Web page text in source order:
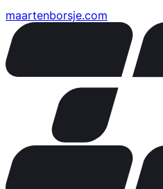
maartenborsje.com